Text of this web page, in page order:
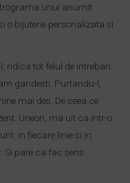
unui anumit
o bijuterie personalizata si
ridica tot felul de intrebari.
gandesti. Purtandu-l,
mai des. De ceea ce
Uneori, ma uit ca intr-o
In fiecare linie si in
Si pare ca fac sens.